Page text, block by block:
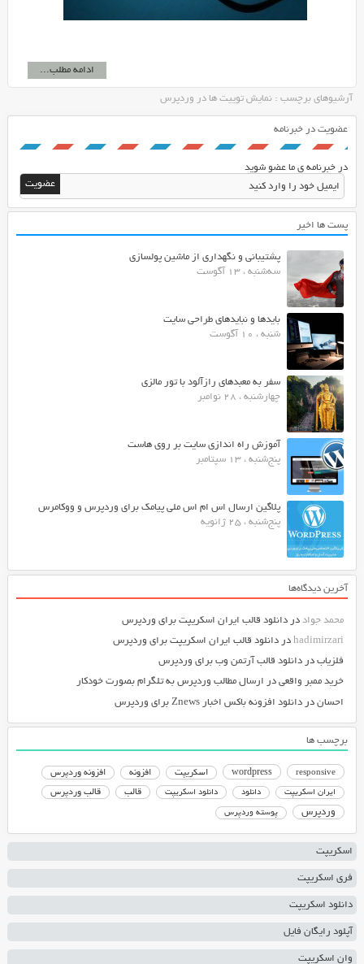
ادامه مطلب...
آرشیوهای برچسب : نمایش توییت ها در وردپرس
عضویت در خبرنامه
در خبرنامه ی ما عضو شوید
پست ها اخیر
پشتیبانی و نگهداری از ماشین پولسازی
سه‌شنبه ، 13 آگوست
بایدها و نبایدهای طراحی سایت
شنبه ، 10 آگوست
سفر به معبدهای رازآلود با تور مالزی
چهارشنبه ، 28 نوامبر
آموزش راه اندازی سایت بر روی هاست
پنج‌شنبه ، 13 سپتامبر
پلاگین ارسال اس ام اس ملی پیامک برای وردپرس و ووکامرس
پنج‌شنبه ، 25 ژانویه
آخرین دیدگاه‌ها
محمد جواددر دانلود قالب ایران اسکریپت برای وردپرس
hadimirzariدر دانلود قالب ایران اسکریپت برای وردپرس
فلزیابدر دانلود قالب آرتمن وب برای وردپرس
خرید ممبر واقعیدر ارسال مطالب وردپرس به تلگرام بصورت خودکار
احساندر دانلود افزونه باکس اخبار Znews برای وردپرس
برچسب ها
responsive
wordpress اسکریپت افزونه افزونه وردپرس
ایران اسکریپت دانلود دانلود اسکریپت قالب قالب وردپرس
وردپرس پوسته وردپرس
اسکریپت
فری اسکریپت
دانلود اسکریپت
آپلود رایگان فایل
وان اسکریپت